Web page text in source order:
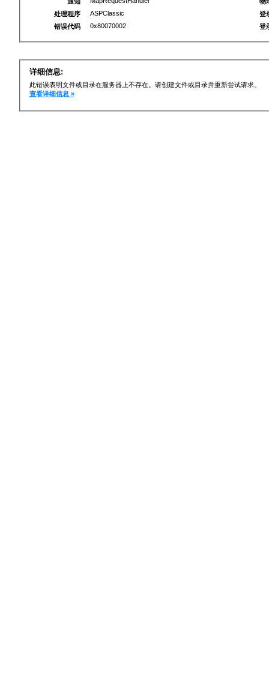
处理程序
ASPClassic
错误代码
0x80070002
登
登
详细信息:
此错误表明文件或目录在服务器上不存在。请创建文件或目录并重新尝试请求。
查看详细信息 »